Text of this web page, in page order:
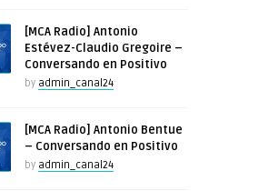
[MCA Radio] Antonio
Estévez-Claudio Gregoire –
Conversando en Positivo
by admin_canal24
[MCA Radio] Antonio Bentue
– Conversando en Positivo
by admin_canal24